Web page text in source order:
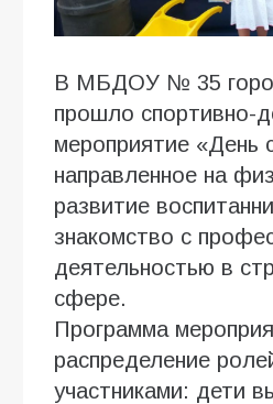
В МБДОУ № 35
прошло спортивно-
мероприятие «День
направленное на
развитие
знакомство с
деятельностью в
сфере.
Программа
распределение
участниками: дети